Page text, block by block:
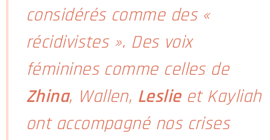
considérés comme des «
récidivistes ». Des voix
féminines comme celles de
Zhina, Wallen, Leslieet Kayliah
ont accompagné nos crises